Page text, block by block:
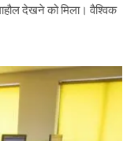
देखने को मिला। वैश्विक